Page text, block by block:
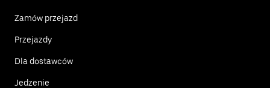
Zamów przejazd
Przejazdy
Dla dostawców
Jedzenie